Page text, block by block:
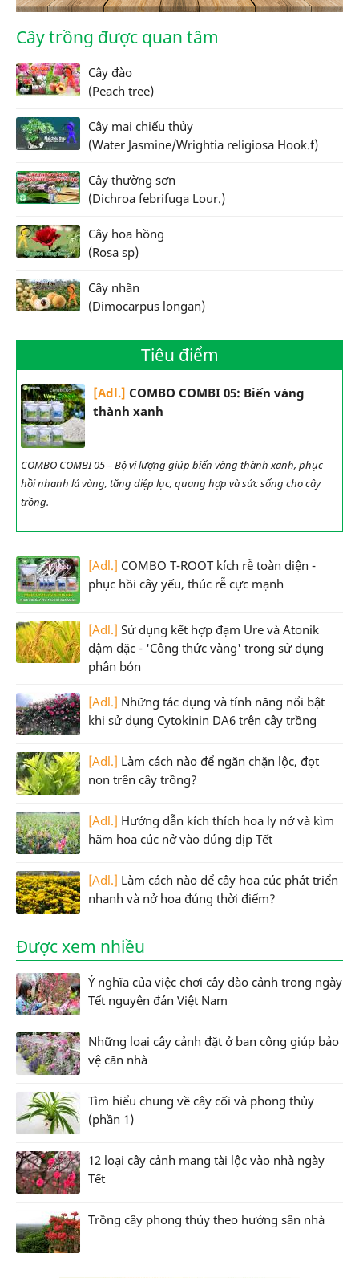
Cây trồng được quan tâm
Cây đào
(Peach tree)
Cây mai chiếu thủy
(Water Jasmine/Wrightia religiosa Hook.f)
Cây thường sơn
(Dichroa febrifuga Lour.)
Cây hoa hồng
(Rosa sp)
Cây nhãn
(Dimocarpus longan)
Tiêu điểm
[Adl.] COMBO COMBI 05: Biến vàng
thành xanh
COMBO COMBI 05 – Bộ vi lượng giúp biến vàng thành xanh, phục
hồi nhanh lá vàng, tăng diệp lục, quang hợp và sức sống cho cây
trồng.
[Adl.] COMBO T-ROOT kích rễ toàn diện -
phục hồi cây yếu, thúc rễ cực mạnh
[Adl.] Sử dụng kết hợp đạm Ure và Atonik
đậm đặc - 'Công thức vàng' trong sử dụng
phân bón
[Adl.] Những tác dụng và tính năng nổi bật
khi sử dụng Cytokinin DA6 trên cây trồng
[Adl.] Làm cách nào để ngăn chặn lộc, đọt
non trên cây trồng?
[Adl.] Hướng dẫn kích thích hoa ly nở và kìm
hãm hoa cúc nở vào đúng dịp Tết
[Adl.] Làm cách nào để cây hoa cúc phát triển
nhanh và nở hoa đúng thời điểm?
Được xem nhiều
Ý nghĩa của việc chơi cây đào cảnh trong ngày
Tết nguyên đán Việt Nam
Những loại cây cảnh đặt ở ban công giúp bảo
vệ căn nhà
Tìm hiểu chung về cây cối và phong thủy
(phần 1)
12 loại cây cảnh mang tài lộc vào nhà ngày
Tết
Trồng cây phong thủy theo hướng sân nhà